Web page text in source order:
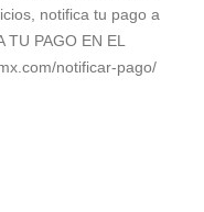
notifica tu pago a
PAGO EN EL
notificar-pago/